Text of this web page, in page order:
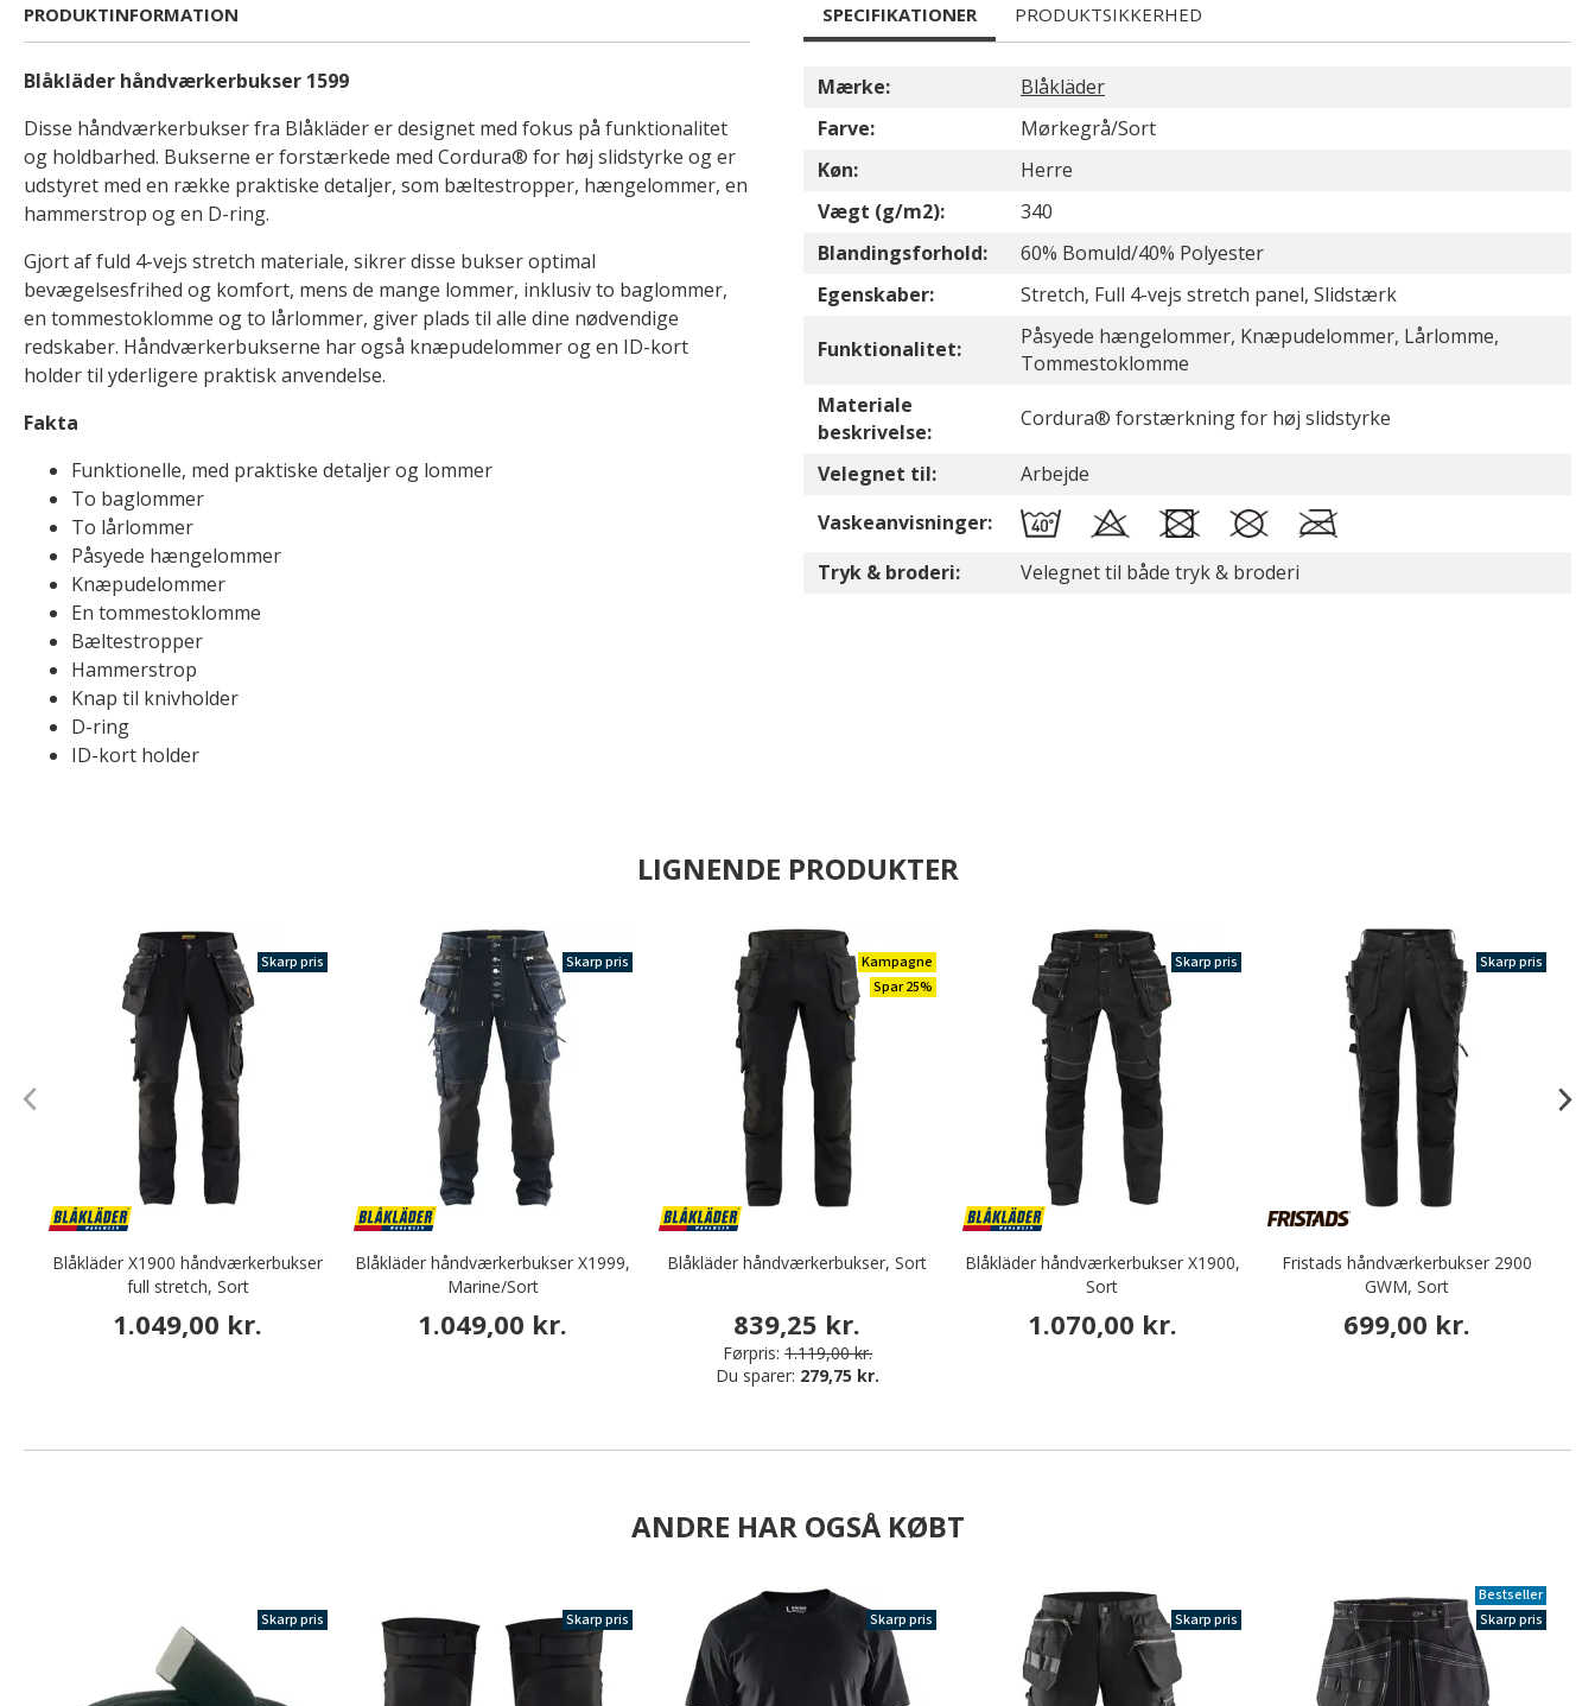
PRODUKTINFORMATION
Blåkläder håndværkerbukser 1599
Disse håndværkerbukser fra Blåkläder er designet med fokus på funktionalitet
og holdbarhed. Bukserne er forstærkede med Cordura® for høj slidstyrke og er
udstyret med en række praktiske detaljer, som bæltestropper, hængelommer, en
hammerstrop og en D-ring.
Gjort af fuld 4-vejs stretch materiale, sikrer disse bukser optimal
bevægelsesfrihed og komfort, mens de mange lommer, inklusiv to baglommer,
en tommestoklomme og to lårlommer, giver plads til alle dine nødvendige
redskaber. Håndværkerbukserne har også knæpudelommer og en ID-kort
holder til yderligere praktisk anvendelse.
Fakta
Funktionelle, med praktiske detaljer og lommer
To baglommer
To lårlommer
Påsyede hængelommer
Knæpudelommer
En tommestoklomme
Bæltestropper
Hammerstrop
Knap til knivholder
D-ring
ID-kort holder
SPECIFIKATIONER PRODUKTSIKKERHED
Mærke:
Blåkläder
Farve:
Mørkegrå/Sort
Køn:
Herre
Vægt (g/m2):
340
Blandingsforhold:
60% Bomuld/40% Polyester
Egenskaber:
Stretch, Full 4-vejs stretch panel, Slidstærk
Funktionalitet:
Påsyede hængelommer, Knæpudelommer, Lårlomme,
Tommestoklomme
Materiale
beskrivelse:
Cordura® forstærkning for høj slidstyrke
Velegnet til:
Arbejde
Vaskeanvisninger:
Tryk & broderi:
Velegnet til både tryk & broderi
LIGNENDE PRODUKTER
Skarp pris
Blåkläder X1900 håndværkerbukser
full stretch, Sort
1.049,00 kr.
Skarp pris
Blåkläder håndværkerbukser X1999,
Marine/Sort
1.049,00 kr.
Kampagne
Spar 25%
Blåkläder håndværkerbukser, Sort
839,25 kr.
Førpris: 1.119,00 kr.
Du sparer: 279,75 kr.
Skarp pris
Blåkläder håndværkerbukser X1900,
Sort
1.070,00 kr.
Skarp pris
Fristads håndværkerbukser 2900
GWM, Sort
699,00 kr.
ANDRE HAR OGSÅ KØBT
Skarp pris Skarp pris Skarp pris Skarp pris
Bestseller
Skarp pris